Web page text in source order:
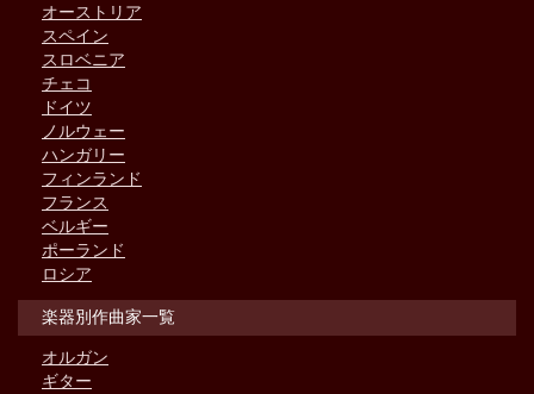
オーストリア
スペイン
スロベニア
チェコ
ドイツ
ノルウェー
ハンガリー
フィンランド
フランス
ベルギー
ポーランド
ロシア
楽器別作曲家一覧
オルガン
ギター